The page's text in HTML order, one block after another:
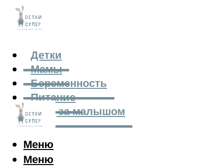
Детки
Мамы
Беременность
Питание
Уход за малышом
Меню
Меню